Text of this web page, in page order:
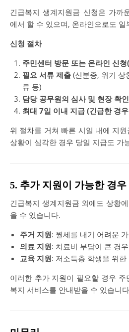
긴급복지 생계지원금 신청은 가까
에서 할 수 있으며, 온라인으로도
신청 절차
주민센터 방문 또는 온라인 신
필요 서류 제출 (신분증, 위기 상
류 등)
담당 공무원의 심사 및 현장 확인
최대 7일 이내 지급 (긴급한 경
위 절차를 거쳐 빠른 시일 내에 지
상황이 심각한 경우 당일 지급도 가
5. 추가 지원이 가능한 경우
긴급복지 생계지원금 외에도 상황
을 수 있습니다.
주거 지원: 월세를 내기 어려운
의료 지원: 치료비 부담이 큰 경
교육 지원: 저소득층 학생을 위
이러한 추가 지원이 필요할 경우
복지 서비스를 안내받을 수 있습니